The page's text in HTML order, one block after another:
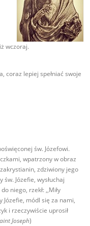
wczoraj.
coraz lepiej spełniać swoje
św. Józefowi.
wpatrzony w obraz
zdziwiony jego
Józefie, wysłuchaj
niego, rzekł: ,,Miły
Józefie, módl się za nami,
i rzeczywiście uprosił
Joseph)